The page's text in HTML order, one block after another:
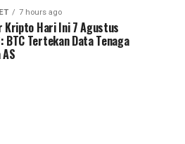
7 hours ago
Kripto Hari Ini 7 Agustus
BTC Tertekan Data Tenaga